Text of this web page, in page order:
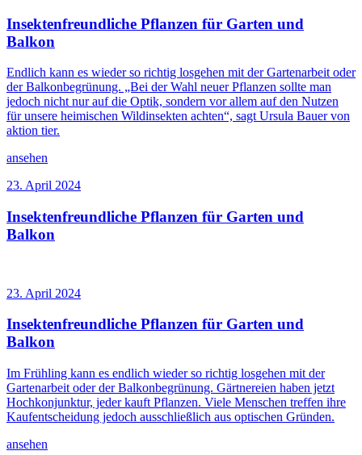
Insektenfreundliche Pflanzen für Garten und
Balkon
Endlich kann es wieder so richtig losgehen mit der Gartenarbeit oder
der Balkonbegrünung. „Bei der Wahl neuer Pflanzen sollte man
jedoch nicht nur auf die Optik, sondern vor allem auf den Nutzen
für unsere heimischen Wildinsekten achten“, sagt Ursula Bauer von
aktion tier.
ansehen
23. April 2024
Insektenfreundliche Pflanzen für Garten und
Balkon
23. April 2024
Insektenfreundliche Pflanzen für Garten und
Balkon
Im Frühling kann es endlich wieder so richtig losgehen mit der
Gartenarbeit oder der Balkonbegrünung. Gärtnereien haben jetzt
Hochkonjunktur, jeder kauft Pflanzen. Viele Menschen treffen ihre
Kaufentscheidung jedoch ausschließlich aus optischen Gründen.
ansehen